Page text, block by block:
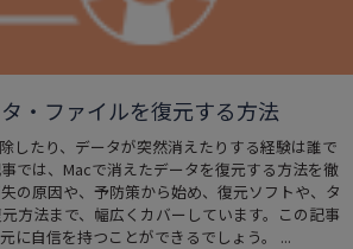
・ファイルを復元する方法
したり、データが突然消えたりする経験は誰で
では、Macで消えたデータを復元する方法を徹
の原因や、予防策から始め、復元ソフトや、タ
方法まで、幅広くカバーしています。この記事
に自信を持つことができるでしょう。 ...